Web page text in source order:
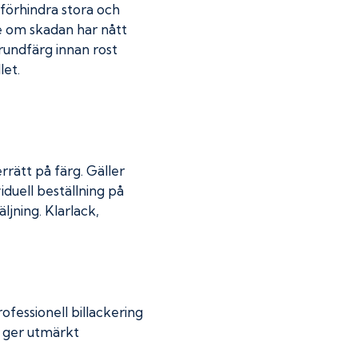
stora och
skadan har nått
innan rost
på färg. Gäller
beställning på
Klarlack,
billackering
ger utmärkt